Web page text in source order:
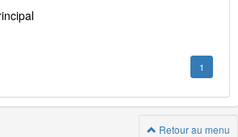
1
Retour au menu